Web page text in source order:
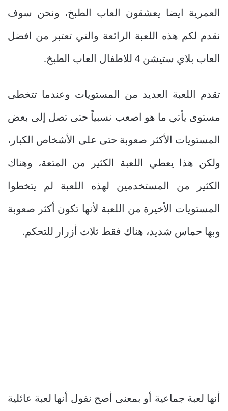
العمرية ايضا يعشقون العاب الطبخ، ونحن سوف
نقدم لكم هذه اللعبة الرائعة والتي تعتبر من افضل
العاب بلاي ستيشن 4 للاطفال العاب الطبخ.
تقدم اللعبة العديد من المستويات وعندما تتخطى
مستوى يأتي ما هو اصعب نسبياً حتى تصل إلى بعض
المستويات الأكثر صعوبة حتى على الأشخاص الكبار،
ولكن هذا يعطي اللعبة الكثير من المتعة، وهناك
الكثير من المستخدمين لهذه اللعبة لم يتخطوا
المستويات الأخيرة من اللعبة لأنها تكون أكثر صعوبة
وبها حماس شديد، هناك فقط ثلاث أزرار للتحكم.
أنها لعبة جماعية أو بمعنى أصح نقول أنها لعبة عائلية